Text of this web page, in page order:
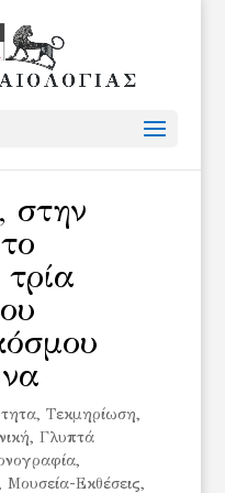
στην
, Tεκμηρίωση,
, Γλυπτά
,
Μουσεία-Εκθέσεις,